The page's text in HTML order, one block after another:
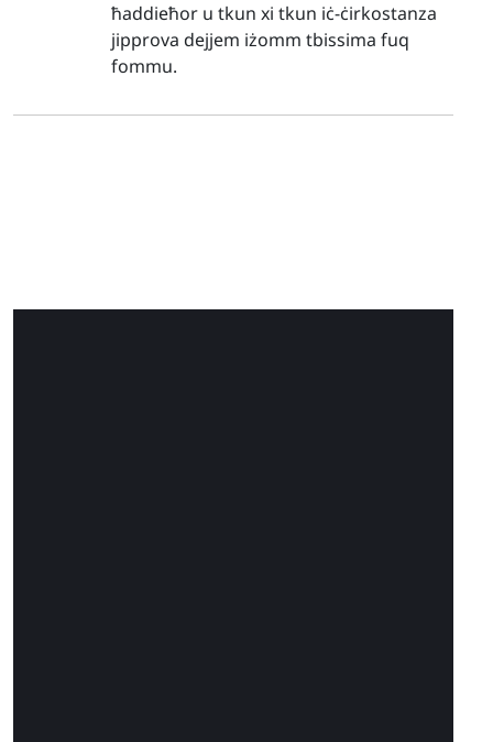
ħaddieħor u tkun xi tkun iċ-ċirkostanza
jipprova dejjem iżomm tbissima fuq
fommu.